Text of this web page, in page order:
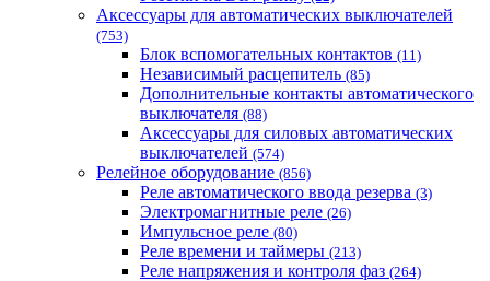
Аксессуары для автоматических выключателей
(753)
Блок вспомогательных контактов (11)
Независимый расцепитель (85)
Дополнительные контакты автоматического
выключателя (88)
Аксессуары для силовых автоматических
выключателей (574)
Релейное оборудование (856)
Реле автоматического ввода резерва (3)
Электромагнитные реле (26)
Импульсное реле (80)
Реле времени и таймеры (213)
Реле напряжения и контроля фаз (264)